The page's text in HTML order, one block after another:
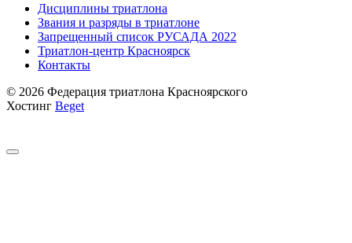
Дисциплины триатлона
Звания и разряды в триатлоне
Запрещенный список РУСАДА 2022
Триатлон-центр Красноярск
Контакты
© 2026 Федерация триатлона Красноярского
Хостинг Beget